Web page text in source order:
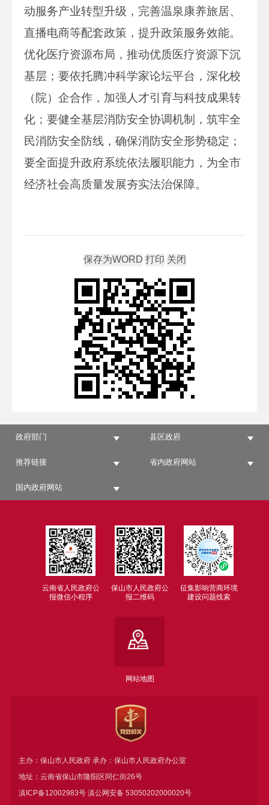
动服务产业转型升级，完善温泉康养旅居、
直播电商等配套政策，提升政策服务效能。
优化医疗资源布局，推动优质医疗资源下沉
基层；要依托腾冲科学家论坛平台，深化校
（院）企合作，加强人才引育与科技成果转
化；要健全基层消防安全协调机制，筑牢全
民消防安全防线，确保消防安全形势稳定；
要全面提升政府系统依法履职能力，为全市
经济社会高质量发展夯实法治保障。
政府部门 县区政府
推荐链接 省内政府网站
国内政府网站
云南省人民政府公
报微信小程序
保山市人民政府公
报二维码
征集影响营商环境
建设问题线索
网站地图
主办：保山市人民政府 承办：保山市人民政府办公室
地址：云南省保山市隆阳区同仁街26号
滇ICP备12002983号滇公网安备 53050202000020号